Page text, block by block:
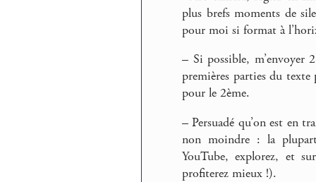
plus brefs moments de
pour moi si format à
– Si possible, m’envoyer
premières parties du
pour le 2ème.
– Persuadé qu’on est en
non moindre : la plupart
YouTube, explorez, et
profiterez mieux !).